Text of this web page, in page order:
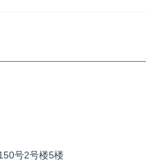
号2号楼5楼